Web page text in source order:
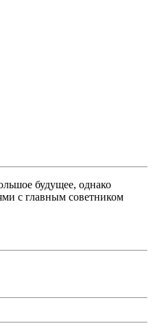
будущее, однако
с главным советником